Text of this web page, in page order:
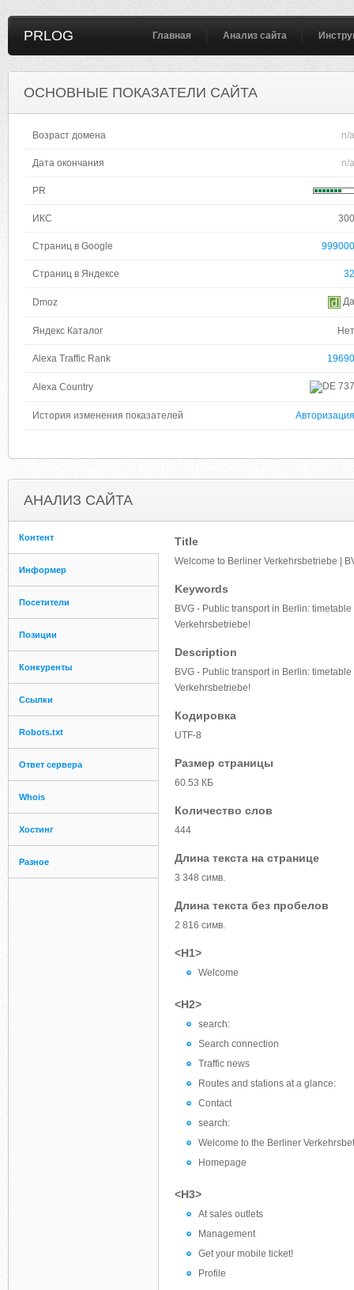
PRLOG Главная Анализ сайта
ОСНОВНЫЕ ПОКАЗАТЕЛИ САЙТА
Возраст домена n/a
Дата окончания n/a
PR
ИКС 300
Страниц в Google 999000
Страниц в Яндексе 32
Dmoz Да
Яндекс Каталог Нет
Alexa Traffic Rank 19690
Alexa Country 737
История изменения показателей Авторизация
АНАЛИЗ САЙТА
Контент
Информер
Посетители
Позиции
Конкуренты
Ссылки
Robots.txt
Ответ сервера
Whois
Хостинг
Разное
Title
Welcome to Berliner Verkehrsbetriebe |
Keywords
BVG - Public transport in Berlin:
Verkehrsbetriebe!
Description
BVG - Public transport in Berlin:
Verkehrsbetriebe!
Кодировка
UTF-8
Размер страницы
60.53 КБ
Количество слов
444
Длина текста на странице
3 348 симв.
Длина текста без пробелов
2 816 симв.
<H1>
Welcome
<H2>
search:
Search connection
Traffic news
Routes and stations at a glance:
Contact
search:
Welcome to the Berliner
Homepage
<H3>
At sales outlets
Management
Get your mobile ticket!
Profile